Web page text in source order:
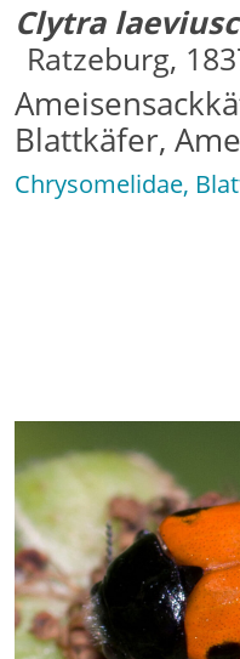
Clytra
Ratzeburg,
Blattkäfer,
Chrysomelidae,